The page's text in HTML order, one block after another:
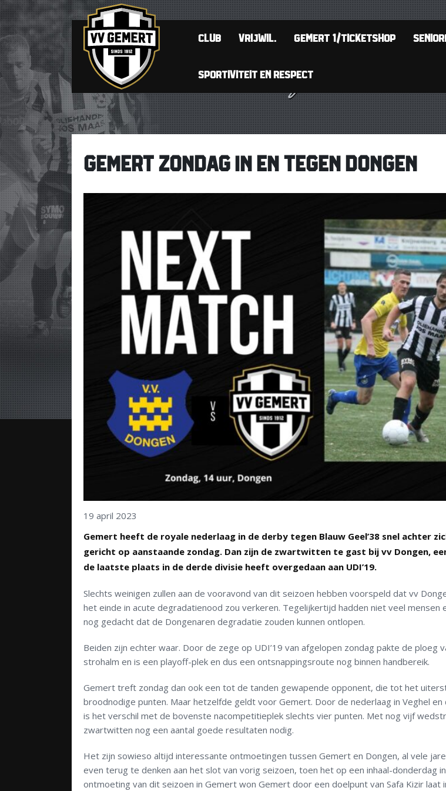
CLUB VRIJWIL. GEMERT 1/TICKETSHOP
SPORTIVITEIT EN RESPECT
GEMERT ZONDAG IN EN TEGEN DONGEN
19 april 2023
Gemert heeft de royale nederlaag in de derby tegen Blauw Geel’38 snel achter
gericht op aanstaande zondag. Dan zijn de zwartwitten te gast bij vv Dongen,
de laatste plaats in de derde divisie heeft overgedaan aan UDI’19.
Slechts weinigen zullen aan de vooravond van dit seizoen hebben voorspeld dat vv
het einde in acute degradatienood zou verkeren. Tegelijkertijd hadden niet veel mensen
nog gedacht dat de Dongenaren degradatie zouden kunnen ontlopen.
Beiden zijn echter waar. Door de zege op UDI’19 van afgelopen zondag pakte de ploeg
strohalm en is een playoff-plek en dus een ontsnappingsroute nog binnen handbereik.
Gemert treft zondag dan ook een tot de tanden gewapende opponent, die tot het
broodnodige punten. Maar hetzelfde geldt voor Gemert. Door de nederlaag in Veghel
is het verschil met de bovenste nacompetitieplek slechts vier punten. Met nog vijf
zwartwitten nog een aantal goede resultaten nodig.
Het zijn sowieso altijd interessante ontmoetingen tussen Gemert en Dongen, al vele
even terug te denken aan het slot van vorig seizoen, toen het op een inhaal-donderdag
ontmoeting van dit seizoen in Gemert won Gemert door een doelpunt van Safa Kizir laat